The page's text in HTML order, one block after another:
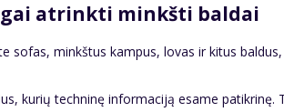
atrinkti minkšti baldai
sofas, minkštus kampus, lovas ir kitus
kurių techninę informaciją esame